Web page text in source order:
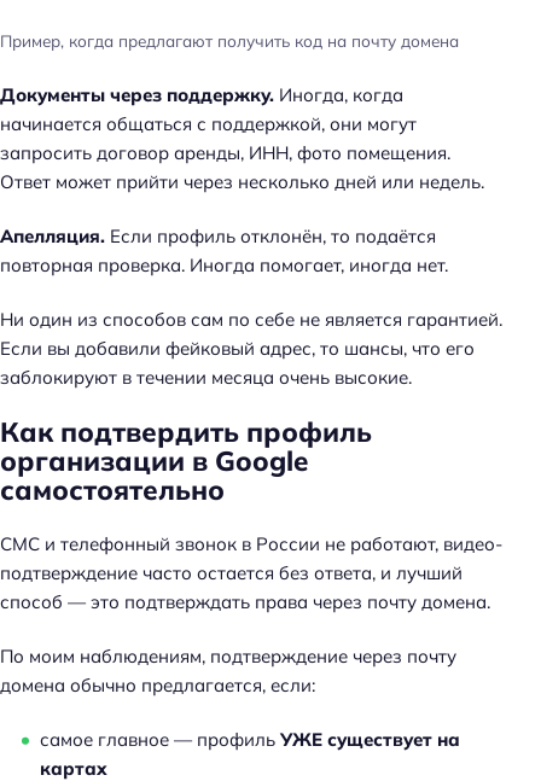
Пример, когда предлагают получить код на почту домена
Документы через поддержку. Иногда, когда
начинается общаться с поддержкой, они могут
запросить договор аренды, ИНН, фото помещения.
Ответ может прийти через несколько дней или недель.
Апелляция. Если профиль отклонён, то подаётся
повторная проверка. Иногда помогает, иногда нет.
Ни один из способов сам по себе не является гарантией.
Если вы добавили фейковый адрес, то шансы, что его
заблокируют в течении месяца очень высокие.
Как подтвердить профиль
организации в Google
самостоятельно
СМС и телефонный звонок в России не работают, видео-
подтверждение часто остается без ответа, и лучший
способ — это подтверждать права через почту домена.
По моим наблюдениям, подтверждение через почту
домена обычно предлагается, если:
самое главное — профиль УЖЕ существует на
картах
Н
й
т
и
: